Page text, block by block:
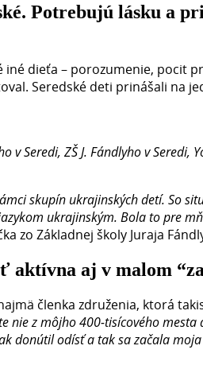
Potrebujú lásku a
dieťa – porozumenie, pocit
Seredské deti prinášali na
v Seredi, ZŠ J. Fándlyho v Seredi,
skupín ukrajinských detí. So
ukrajinským. Bola to pre
zo Základnej školy Juraja
aktívna aj v malom
členka združenia, ktorá
nie z môjho 400-tisícového
donútil odísť a tak sa začala